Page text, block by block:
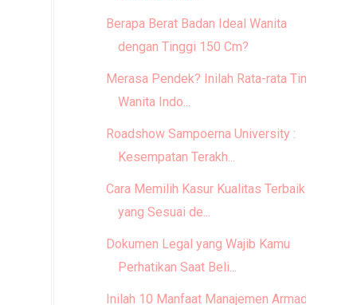
Berapa Berat Badan Ideal Wanita
dengan Tinggi 150 Cm?
Merasa Pendek? Inilah Rata-rata Tinggi
Wanita Indo...
Roadshow Sampoerna University :
Kesempatan Terakh...
Cara Memilih Kasur Kualitas Terbaik
yang Sesuai de...
Dokumen Legal yang Wajib Kamu
Perhatikan Saat Beli...
Inilah 10 Manfaat Manajemen Armada